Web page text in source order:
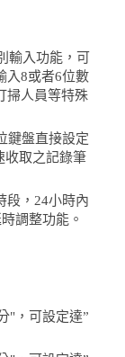
輸入功能，可
入8或者6位數
掃人員等特殊
鍵盤直接設定
收取之記錄筆
段，24小時內
調整功能。
"，可設定達”